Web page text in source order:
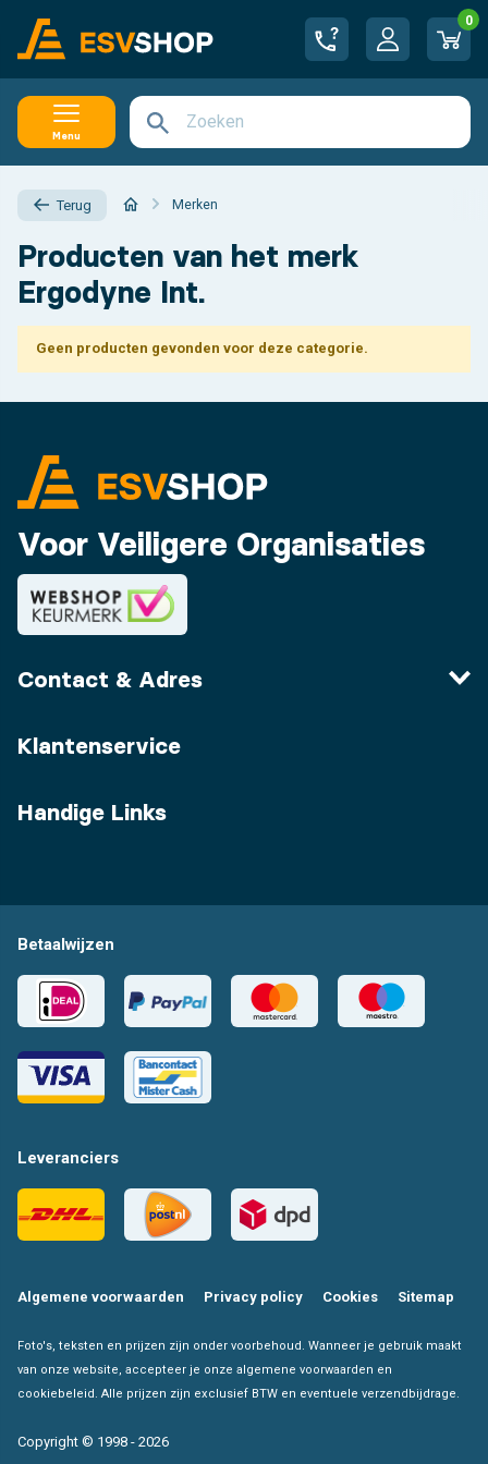
0
Menu
Terug Merken
Producten van het merk
Ergodyne Int.
Geen producten gevonden voor deze categorie.
Voor Veiligere Organisaties
Contact & Adres
Klantenservice
Handige Links
Betaalwijzen
Leveranciers
Algemene voorwaarden Privacy policy Cookies Sitemap
Foto's, teksten en prijzen zijn onder voorbehoud. Wanneer je gebruik maakt
van onze website, accepteer je onze algemene voorwaarden en
cookiebeleid. Alle prijzen zijn exclusief BTW en eventuele verzendbijdrage.
Copyright © 1998 - 2026